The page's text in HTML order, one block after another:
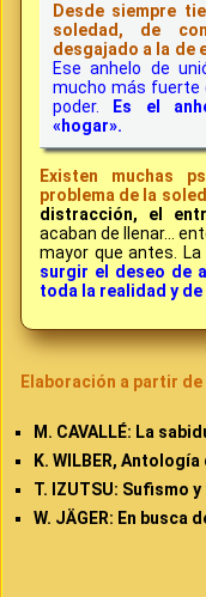
Desde siempre
soledad, de
desgajado a la de
Ese anhelo de
mucho más fuerte
poder.
Es el
«hogar».
Existen muchas
problema de la
distracción, el
acaban de llenar...
mayor que antes.
surgir el deseo de
toda la realidad y
Elaboración a partir
M. CAVALLÉ: La
K. WILBER,
T. IZUTSU: Sufismo
W. JÄGER: En busca